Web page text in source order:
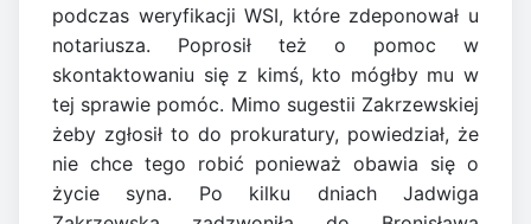
podczas weryfikacji WSI, które zdeponował u
notariusza. Poprosił też o pomoc w
skontaktowaniu się z kimś, kto mógłby mu w
tej sprawie pomóc. Mimo sugestii Zakrzewskiej
żeby zgłosił to do prokuratury, powiedział, że
nie chce tego robić ponieważ obawia się o
życie syna. Po kilku dniach Jadwiga